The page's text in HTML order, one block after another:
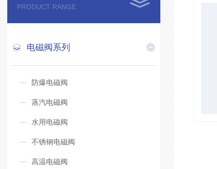
PRODUCT RANGE
电磁阀系列
防爆电磁阀
蒸汽电磁阀
水用电磁阀
不锈钢电磁阀
高温电磁阀